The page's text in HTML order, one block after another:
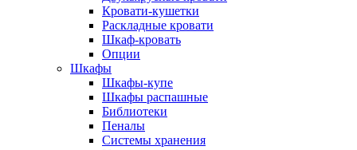
Кровати-кушетки
Раскладные кровати
Шкаф-кровать
Опции
Шкафы
Шкафы-купе
Шкафы распашные
Библиотеки
Пеналы
Системы хранения